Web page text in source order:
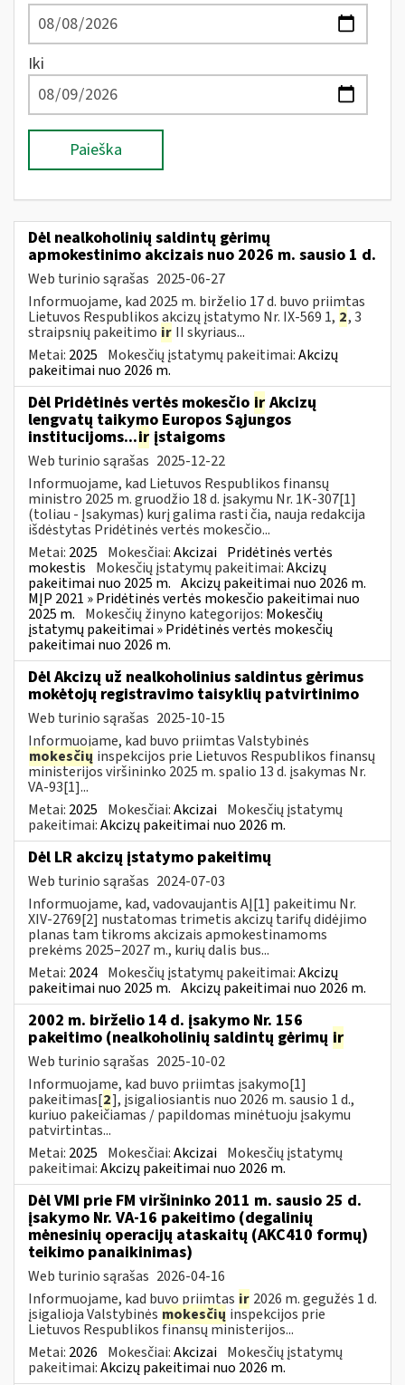
Iki
Paieška
Dėl nealkoholinių saldintų gėrimų
apmokestinimo akcizais nuo 2026 m. sausio 1 d.
Web turinio sąrašas 2025-06-27
Informuojame, kad 2025 m. birželio 17 d. buvo priimtas
Lietuvos Respublikos akcizų įstatymo Nr. IX-569 1, 2, 3
straipsnių pakeitimo ir II skyriaus...
Metai: 2025 Mokesčių įstatymų pakeitimai:Akcizų
pakeitimai nuo 2026 m.
Dėl Pridėtinės vertės mokesčio ir Akcizų
lengvatų taikymo Europos Sąjungos
institucijoms...ir įstaigoms
Web turinio sąrašas 2025-12-22
Informuojame, kad Lietuvos Respublikos finansų
ministro 2025 m. gruodžio 18 d. įsakymu Nr. 1K-307[1]
(toliau - Įsakymas) kurį galima rasti čia, nauja redakcija
išdėstytas Pridėtinės vertės mokesčio...
Metai: 2025 Mokesčiai:Akcizai Pridėtinės vertės
mokestis Mokesčių įstatymų pakeitimai:Akcizų
pakeitimai nuo 2025 m. Akcizų pakeitimai nuo 2026 m.
MĮP 2021 » Pridėtinės vertės mokesčio pakeitimai nuo
2025 m. Mokesčių žinyno kategorijos: Mokesčių
įstatymų pakeitimai » Pridėtinės vertės mokesčių
pakeitimai nuo 2026 m.
Dėl Akcizų už nealkoholinius saldintus gėrimus
mokėtojų registravimo taisyklių patvirtinimo
Web turinio sąrašas 2025-10-15
Informuojame, kad buvo priimtas Valstybinės
mokesčių inspekcijos prie Lietuvos Respublikos finansų
ministerijos viršininko 2025 m. spalio 13 d. įsakymas Nr.
VA-93[1]...
Metai: 2025 Mokesčiai:Akcizai Mokesčių įstatymų
pakeitimai:Akcizų pakeitimai nuo 2026 m.
Dėl LR akcizų įstatymo pakeitimų
Web turinio sąrašas 2024-07-03
Informuojame, kad, vadovaujantis AĮ[1] pakeitimu Nr.
XIV-2769[2] nustatomas trimetis akcizų tarifų didėjimo
planas tam tikroms akcizais apmokestinamoms
prekėms 2025–2027 m., kurių dalis bus...
Metai: 2024 Mokesčių įstatymų pakeitimai:Akcizų
pakeitimai nuo 2025 m. Akcizų pakeitimai nuo 2026 m.
2002 m. birželio 14 d. įsakymo Nr. 156
pakeitimo (nealkoholinių saldintų gėrimų ir
Web turinio sąrašas 2025-10-02
Informuojame, kad buvo priimtas įsakymo[1]
pakeitimas[2], įsigaliosiantis nuo 2026 m. sausio 1 d.,
kuriuo pakeičiamas / papildomas minėtuoju įsakymu
patvirtintas...
Metai: 2025 Mokesčiai:Akcizai Mokesčių įstatymų
pakeitimai:Akcizų pakeitimai nuo 2026 m.
Dėl VMI prie FM viršininko 2011 m. sausio 25 d.
įsakymo Nr. VA-16 pakeitimo (degalinių
mėnesinių operacijų ataskaitų (AKC410 formų)
teikimo panaikinimas)
Web turinio sąrašas 2026-04-16
Informuojame, kad buvo priimtas ir 2026 m. gegužės 1 d.
įsigalioja Valstybinės mokesčių inspekcijos prie
Lietuvos Respublikos finansų ministerijos...
Metai: 2026 Mokesčiai:Akcizai Mokesčių įstatymų
pakeitimai:Akcizų pakeitimai nuo 2026 m.